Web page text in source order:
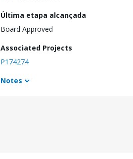
Última etapa alcançada
Board Approved
Associated Projects
P174274
Notes